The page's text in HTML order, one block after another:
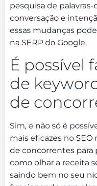
pesquisa de palavras-
conversação e
essas mudanças
na SERP do Google.
É possível
de
de
Sim, e não só é
mais eficazes no
de concorrentes para
como olhar a receita
saindo bem no seu